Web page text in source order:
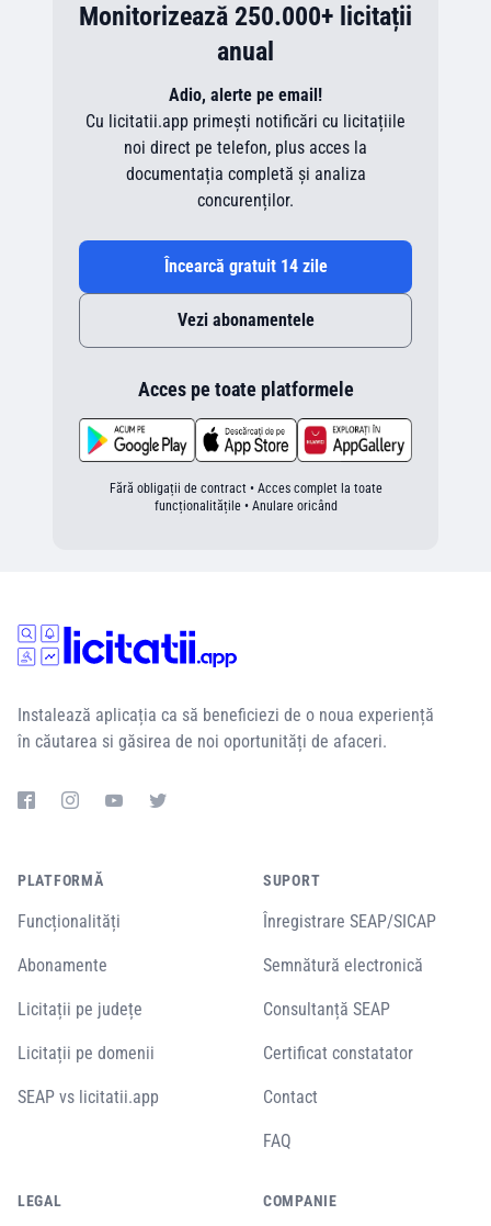
Monitorizează 250.000+ licitații
anual
Adio, alerte pe email!
Cu licitatii.app primești notificări cu licitațiile
noi direct pe telefon, plus acces la
documentația completă și analiza
concurenților.
Încearcă gratuit 14 zile
Vezi abonamentele
Acces pe toate platformele
Fără obligații de contract • Acces complet la toate
funcționalitățile • Anulare oricând
Instalează aplicația ca să beneficiezi de o noua experiență
în căutarea si găsirea de noi oportunități de afaceri.
PLATFORMĂ
Funcționalități
Abonamente
Licitații pe județe
Licitații pe domenii
SEAP vs licitatii.app
SUPORT
Înregistrare SEAP/SICAP
Semnătură electronică
Consultanță SEAP
Certificat constatator
Contact
FAQ
LEGAL COMPANIE